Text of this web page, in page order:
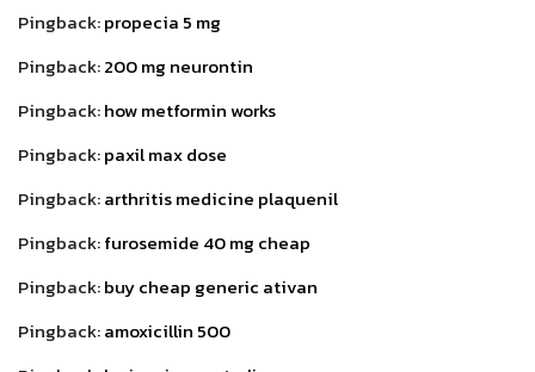
Pingback:propecia 5 mg
Pingback:200 mg neurontin
Pingback:how metformin works
Pingback:paxil max dose
Pingback:arthritis medicine plaquenil
Pingback:furosemide 40 mg cheap
Pingback:buy cheap generic ativan
Pingback:amoxicillin 500